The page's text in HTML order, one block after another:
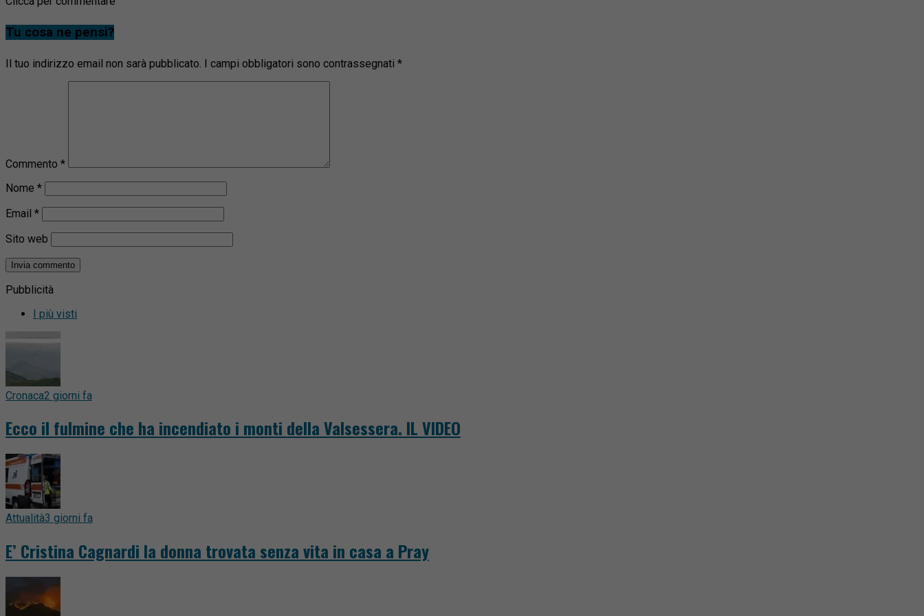
Tu cosa ne pensi?
Il tuo indirizzo email non sarà pubblicato. I campi obbligatori sono contrassegnati *
Commento *
Nome *
Email *
Sito web
Pubblicità
I più visti
Cronaca2 giorni fa
Ecco il fulmine che ha incendiato i monti della Valsessera. IL VIDEO
Attualità3 giorni fa
E’ Cristina Cagnardi la donna trovata senza vita in casa a Pray